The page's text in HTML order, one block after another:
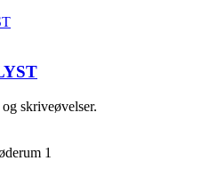
skriveøvelser.
1